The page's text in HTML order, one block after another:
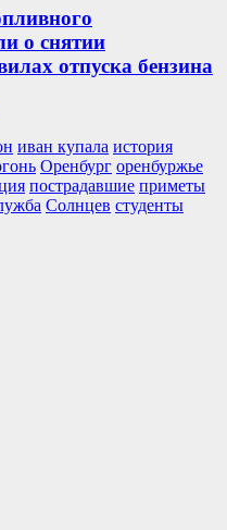
о снятии
отпуска бензина
иван купала история
Оренбург оренбуржье
пострадавшие приметы
Солнцев студенты